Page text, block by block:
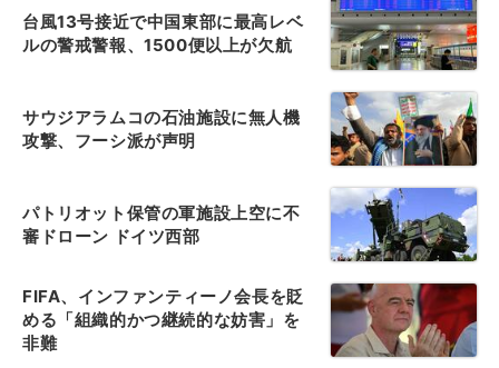
台風13号接近で中国東部に最高レベ
ルの警戒警報、1500便以上が欠航
サウジアラムコの石油施設に無人機
攻撃、フーシ派が声明
パトリオット保管の軍施設上空に不
審ドローン ドイツ西部
FIFA、インファンティーノ会長を貶
める「組織的かつ継続的な妨害」を
非難